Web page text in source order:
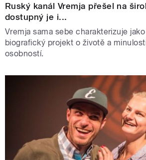
Ruský kanál Vremja přešel na
dostupný je i...
Vremja sama sebe charakterizuje
biografický projekt o životě a
osobností.